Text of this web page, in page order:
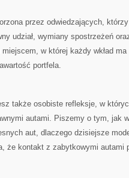
przez odwiedzających,
udział, wymiany spostrzeżeń
w której każdy wkład
portfela.
także osobiste refleksje, w
autami. Piszemy o tym, jak
aut, dlaczego dzisiejsze
że kontakt z zabytkowymi autami